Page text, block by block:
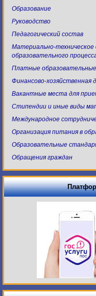
Образование
Руководство
Педагогический состав
Материально-техническое
образовательного
Платные образовательные
Финансово-хозяйственная
Вакантные места для
Стипендии и иные виды
Международное
Организация питания в
Образовательные
Обращения граждан